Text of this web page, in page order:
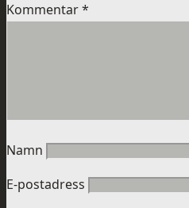
Kommentar*
Namn
E-postadress